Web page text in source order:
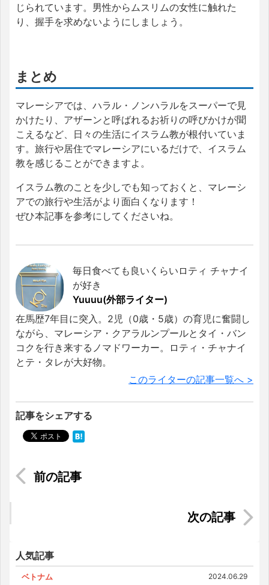
じられています。男性からムスリムの女性に触れた
り、握手を求めないようにしましょう。
まとめ
マレーシアでは、ハラル・ノンハラルをスーパーで見
かけたり、アザーンと呼ばれるお祈りの呼びかけが聞
こえるなど、日々の生活にイスラム教が根付いていま
す。旅行や居住でマレーシアにいるだけで、イスラム
教を感じることができますよ。
イスラム教のことを少しでも知っておくと、マレーシ
アでの旅行や生活がより面白くなります！
ぜひ本記事を参考にしてくださいね。
毎日食べても良いくらいロティ チャナイ
が好き
Yuuuu(外部ライター)
在馬歴7年目に突入。2児（0歳・5歳）の育児に奮闘し
ながら、マレーシア・クアラルンプールとタイ・バン
コクを行き来するノマドワーカー。ロティ・チャナイ
とテ・タレが大好物。
このライターの記事一覧へ >
記事をシェアする
マレーシアの宗教について知る〈キリスト教・仏
ベトナムの美しい花畑5ヶ所を巡る旅
人気記事
ベトナム 2024.06.29